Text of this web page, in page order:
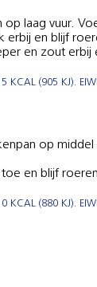
op laag vuur.
erbij en blijf
en zout erbij
KCAL (905 KJ).
op
en blijf
KCAL (880 KJ).